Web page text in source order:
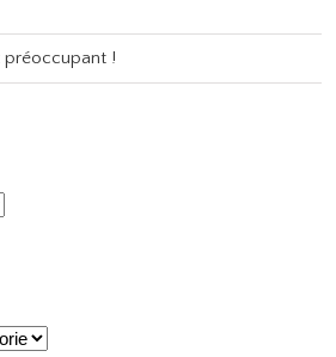
préoccupant !